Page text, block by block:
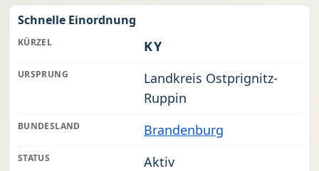
Schnelle Einordnung
KÜRZEL KY
URSPRUNG
Landkreis Ostprignitz-
Ruppin
BUNDESLAND Brandenburg
STATUS Aktiv